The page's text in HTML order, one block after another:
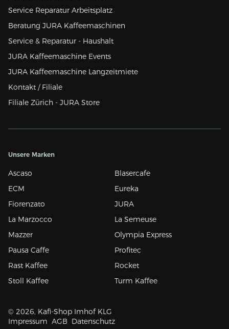
Service Reparatur Arbeitsplatz
Beratung JURA Kaffeemaschinen
Service & Reparatur - Haushalt
JURA Kaffeemaschine Events
JURA Kaffeemaschine Langzeitmiete
Kontakt / Filiale
Filiale Zürich - JURA Store
Unsere Marken
Ascaso
Blasercafe
ECM
Eureka
Fiorenzato
JURA
La Marzocco
La Semeuse
Mazzer
Olympia Express
Pausa Caffe
Profitec
Rast Kaffee
Rocket
Stoll Kaffee
Turm Kaffee
© 2026, Kafi-Shop Imhof KLG
Impressum AGB Datenschutz
Sie nach dem Kauf nicht alleine. Für eine konstante
Kaffeequalität bieten wir professionellen Service und
Reparaturen an.